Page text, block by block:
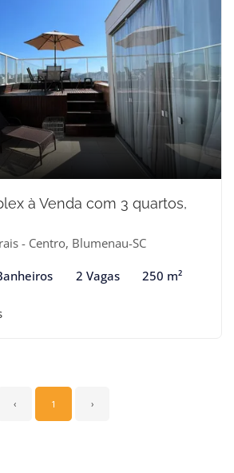
à Venda com 3 quartos,
- Centro, Blumenau-SC
2 Vagas 250 m²
‹ 1 ›